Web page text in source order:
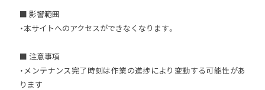
■ 影響範囲
・本サイトへのアクセスができなくなります。
■ 注意事項
・メンテナンス完了時刻は作業の進捗により変動する可能性があ
ります